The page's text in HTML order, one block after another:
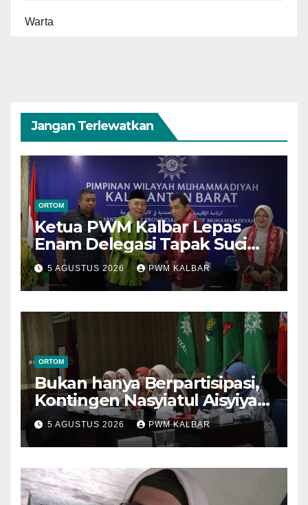
Warta
Jangan Terlewatkan
ORTOM
Ketua PWM Kalbar Lepas
Enam Delegasi Tapak Suci
Menuju Muktamar XVI di
Semarang
5 AGUSTUS 2026 PWM KALBAR
ORTOM
Bukan hanya Berpartisipasi,
Kontingen Nasyiatul Aisyiyah
Kalbar Perjuangkan Program
di Muktamar XV
5 AGUSTUS 2026 PWM KALBAR